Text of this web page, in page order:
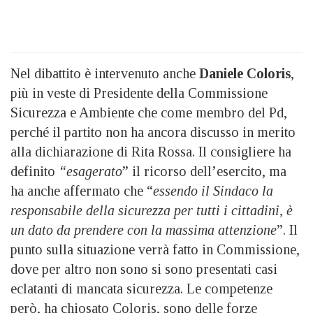
Nel dibattito è intervenuto anche Daniele Coloris,
più in veste di Presidente della Commissione
Sicurezza e Ambiente che come membro del Pd,
perché il partito non ha ancora discusso in merito
alla dichiarazione di Rita Rossa. Il consigliere ha
definito “esagerato” il ricorso dell’esercito, ma
ha anche affermato che “essendo il Sindaco la
responsabile della sicurezza per tutti i cittadini, è
un dato da prendere con la massima attenzione”. Il
punto sulla situazione verrà fatto in Commissione,
dove per altro non sono si sono presentati casi
eclatanti di mancata sicurezza. Le competenze
però, ha chiosato Coloris, sono delle forze